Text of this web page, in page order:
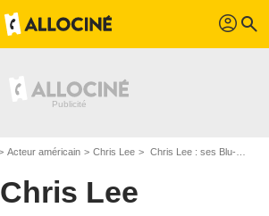
profil search
Acteur américain Chris Lee Chris Lee : ses Blu-Ray, DVD, VOD, SVOD
Chris Lee